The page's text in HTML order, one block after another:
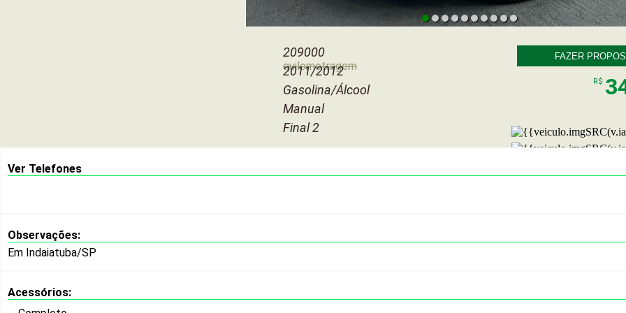
209000
quilometragem
2011/2012
Gasolina/Álcool
Manual
Final 2
FAZER
R$
Ver Telefones
Observações:
Em Indaiatuba/SP
Acessórios: